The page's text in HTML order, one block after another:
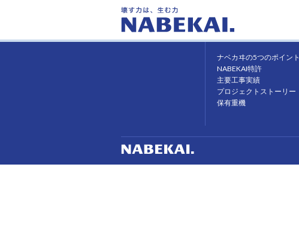
ホーム ナベカヰの強み
ナベカヰの5つのポイント
NABEKAI特許
主要工事実績
プロジェクトストーリー
保有重機